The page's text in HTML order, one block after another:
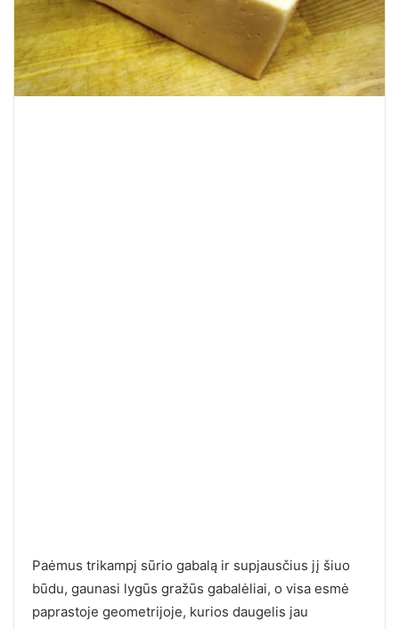
Paėmus trikampį sūrio gabalą ir supjausčius jį šiuo
būdu, gaunasi lygūs gražūs gabalėliai, o visa esmė
paprastoje geometrijoje, kurios daugelis jau